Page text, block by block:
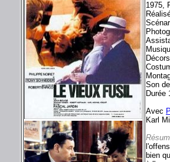
1975,
Son
Durée
Avec
Karl
bien